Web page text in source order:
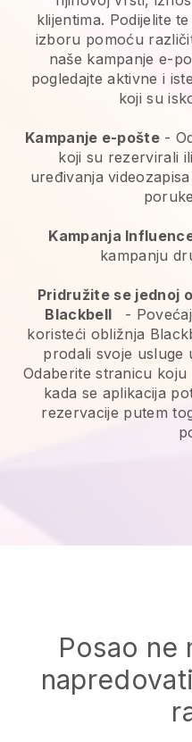
klijentima. Podijelite
izboru pomoću
naše kampanje e-
pogledajte aktivne i
koji su
Kampanje e-pošte -
koji su rezervirali
uređivanja
Kampanja
kampanju
Pridružite se jednoj
Blackbell
-
koristeći obližnja
prodali svoje usluge
Odaberite stranicu
kada se aplikacija
rezervacije putem
Posao ne